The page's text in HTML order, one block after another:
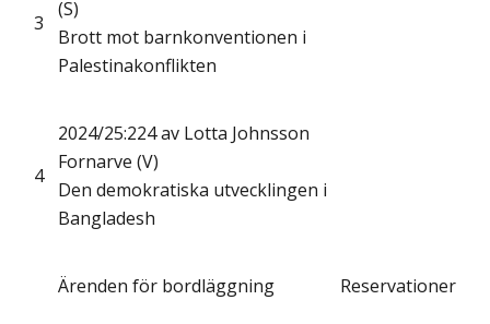
3
(S)
Brott mot barnkonventionen i
Palestinakonflikten
4
2024/25:224 av Lotta Johnsson
Fornarve (V)
Den demokratiska utvecklingen i
Bangladesh
Ärenden för bordläggning Reservationer